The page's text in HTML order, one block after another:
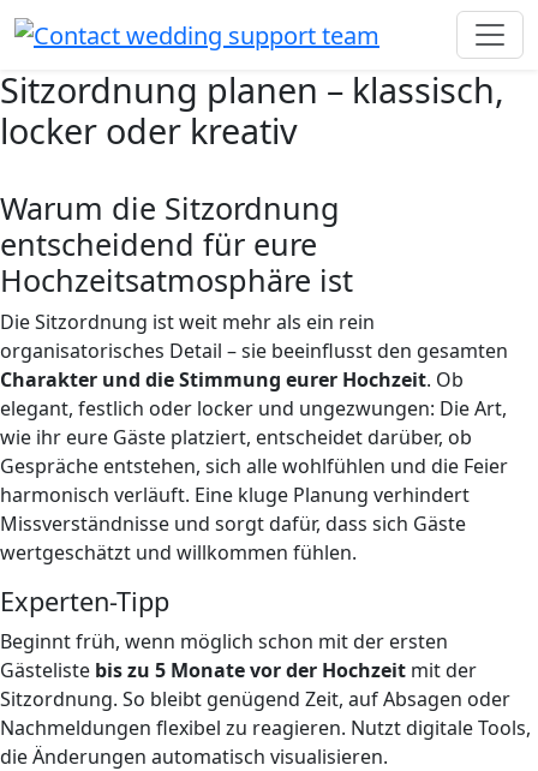
Sitzordnung planen – klassisch,
locker oder kreativ
Warum die Sitzordnung
entscheidend für eure
Hochzeitsatmosphäre ist
Die Sitzordnung ist weit mehr als ein rein
organisatorisches Detail – sie beeinflusst den gesamten
Charakter und die Stimmung eurer Hochzeit. Ob
elegant, festlich oder locker und ungezwungen: Die Art,
wie ihr eure Gäste platziert, entscheidet darüber, ob
Gespräche entstehen, sich alle wohlfühlen und die Feier
harmonisch verläuft. Eine kluge Planung verhindert
Missverständnisse und sorgt dafür, dass sich Gäste
wertgeschätzt und willkommen fühlen.
Experten-Tipp
Beginnt früh, wenn möglich schon mit der ersten
Gästeliste bis zu 5 Monate vor der Hochzeit mit der
Sitzordnung. So bleibt genügend Zeit, auf Absagen oder
Nachmeldungen flexibel zu reagieren. Nutzt digitale Tools,
die Änderungen automatisch visualisieren.